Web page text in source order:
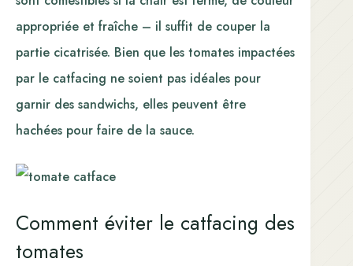
appropriée et fraîche – il suffit de couper la
partie cicatrisée. Bien que les tomates impactées
par le catfacing ne soient pas idéales pour
garnir des sandwichs, elles peuvent être
hachées pour faire de la sauce.
Comment éviter le catfacing des
tomates